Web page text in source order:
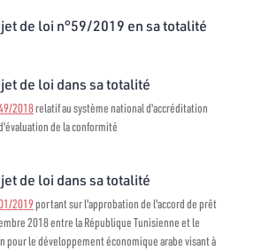
de loi n°59/2019 en sa totalité
de loi dans sa totalité
2018relatif au système national d'accréditation
de la conformité
de loi dans sa totalité
2019portant sur l'approbation de l'accord de prêt
2018 entre la République Tunisienne et le
pour le développement économique arabe visant à